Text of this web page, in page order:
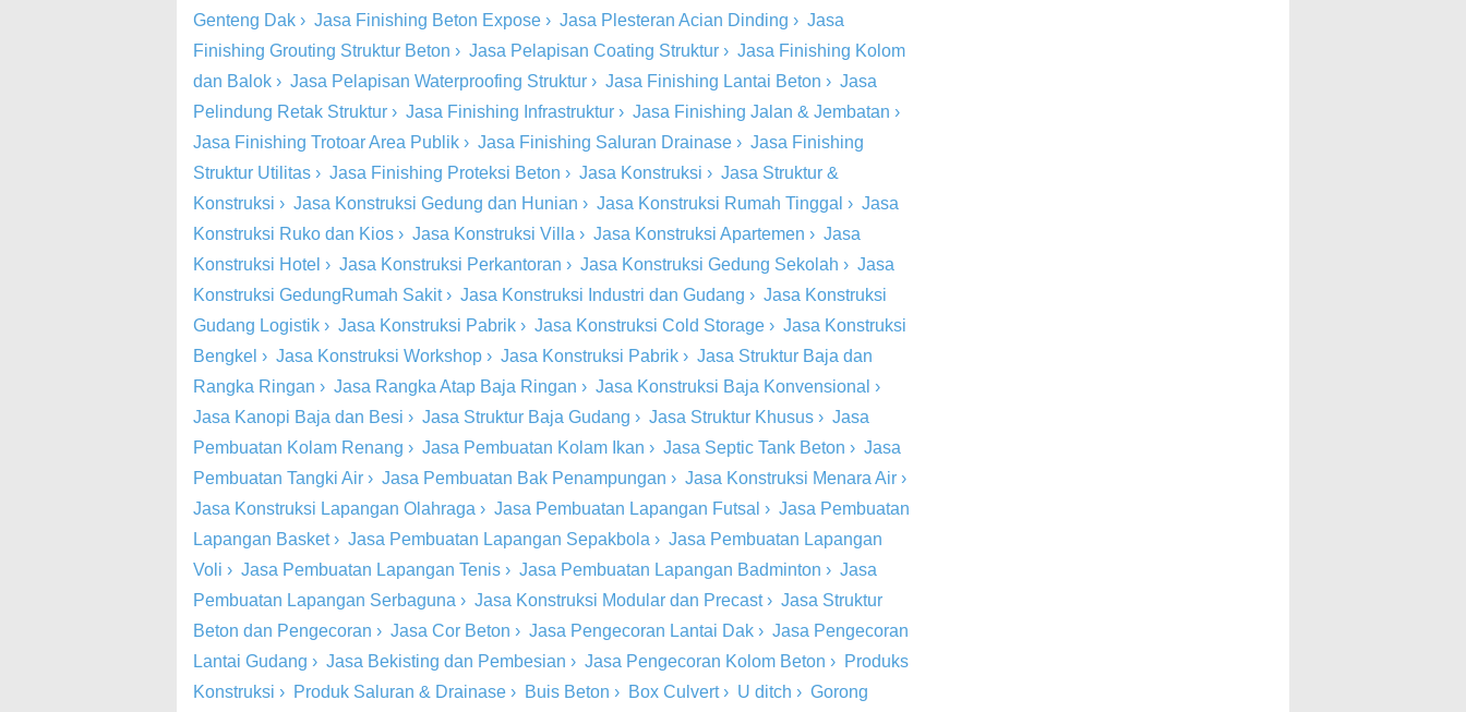
Genteng Dak › Jasa Finishing Beton Expose › Jasa Plesteran Acian Dinding › Jasa
Finishing Grouting Struktur Beton › Jasa Pelapisan Coating Struktur › Jasa Finishing Kolom
dan Balok › Jasa Pelapisan Waterproofing Struktur › Jasa Finishing Lantai Beton › Jasa
Pelindung Retak Struktur › Jasa Finishing Infrastruktur › Jasa Finishing Jalan & Jembatan ›
Jasa Finishing Trotoar Area Publik › Jasa Finishing Saluran Drainase › Jasa Finishing
Struktur Utilitas › Jasa Finishing Proteksi Beton › Jasa Konstruksi › Jasa Struktur &
Konstruksi › Jasa Konstruksi Gedung dan Hunian › Jasa Konstruksi Rumah Tinggal › Jasa
Konstruksi Ruko dan Kios › Jasa Konstruksi Villa › Jasa Konstruksi Apartemen › Jasa
Konstruksi Hotel › Jasa Konstruksi Perkantoran › Jasa Konstruksi Gedung Sekolah › Jasa
Konstruksi GedungRumah Sakit› Jasa Konstruksi Industri dan Gudang › Jasa Konstruksi
Gudang Logistik › Jasa Konstruksi Pabrik › Jasa Konstruksi Cold Storage › Jasa Konstruksi
Bengkel › Jasa Konstruksi Workshop › Jasa Konstruksi Pabrik › Jasa Struktur Baja dan
Rangka Ringan › Jasa Rangka Atap Baja Ringan › Jasa Konstruksi Baja Konvensional ›
Jasa Kanopi Baja dan Besi › Jasa Struktur Baja Gudang › Jasa Struktur Khusus › Jasa
Pembuatan Kolam Renang › Jasa Pembuatan Kolam Ikan › Jasa Septic Tank Beton › Jasa
Pembuatan Tangki Air › Jasa Pembuatan Bak Penampungan › Jasa Konstruksi Menara Air ›
Jasa Konstruksi Lapangan Olahraga › Jasa Pembuatan Lapangan Futsal › Jasa Pembuatan
Lapangan Basket› Jasa Pembuatan Lapangan Sepakbola › Jasa Pembuatan Lapangan
Voli › Jasa Pembuatan Lapangan Tenis › Jasa Pembuatan Lapangan Badminton › Jasa
Pembuatan Lapangan Serbaguna › Jasa Konstruksi Modular dan Precast› Jasa Struktur
Beton dan Pengecoran › Jasa Cor Beton › Jasa Pengecoran Lantai Dak › Jasa Pengecoran
Lantai Gudang › Jasa Bekisting dan Pembesian › Jasa Pengecoran Kolom Beton › Produks
Konstruksi › Produk Saluran & Drainase › Buis Beton › Box Culvert› U ditch › Gorong